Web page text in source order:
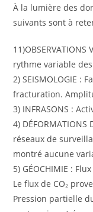
À la lumière des
suivants sont à
11)OBSERVATIONS
rythme variable
2) SEISMOLOGIE :
fracturation.
3) INFRASONS :
4)
réseaux de
montré aucune
5) GÉOCHIMIE :
Le flux de CO₂
Pression partielle